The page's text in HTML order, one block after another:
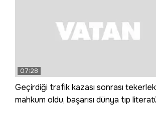
07:28
Geçirdiği trafik kazası sonrası
mahkum oldu, başarısı dünya tıp